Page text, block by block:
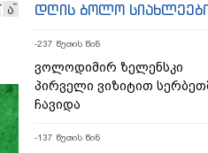
ა დღის ბოლო
-237 წუთის წინ
ვოლოდიმირ ზელენსკი
პირველი ვიზიტით
ჩავიდა
-137 წუთის წინ